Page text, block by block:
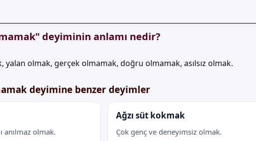
deyiminin anlamı nedir?
yalan olmak, gerçek olmamak, doğru olmamak, asılsız olmak.
deyimine benzer deyimler
anılmaz olmak.
Ağzı süt kokmak
Çok genç ve deneyimsiz olmak.